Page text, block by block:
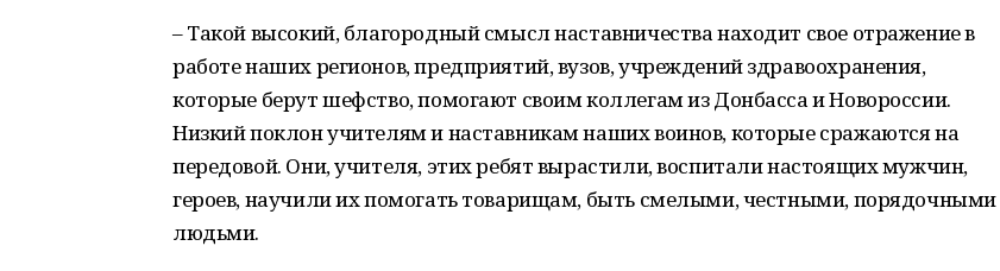
– Такой высокий, благородный смысл наставничества находит свое отражение в
работе наших регионов, предприятий, вузов, учреждений здравоохранения,
которые берут шефство, помогают своим коллегам из Донбасса и Новороссии.
Низкий поклон учителям и наставникам наших воинов, которые сражаются на
передовой. Они, учителя, этих ребят вырастили, воспитали настоящих мужчин,
героев, научили их помогать товарищам, быть смелыми, честными, порядочными
людьми.